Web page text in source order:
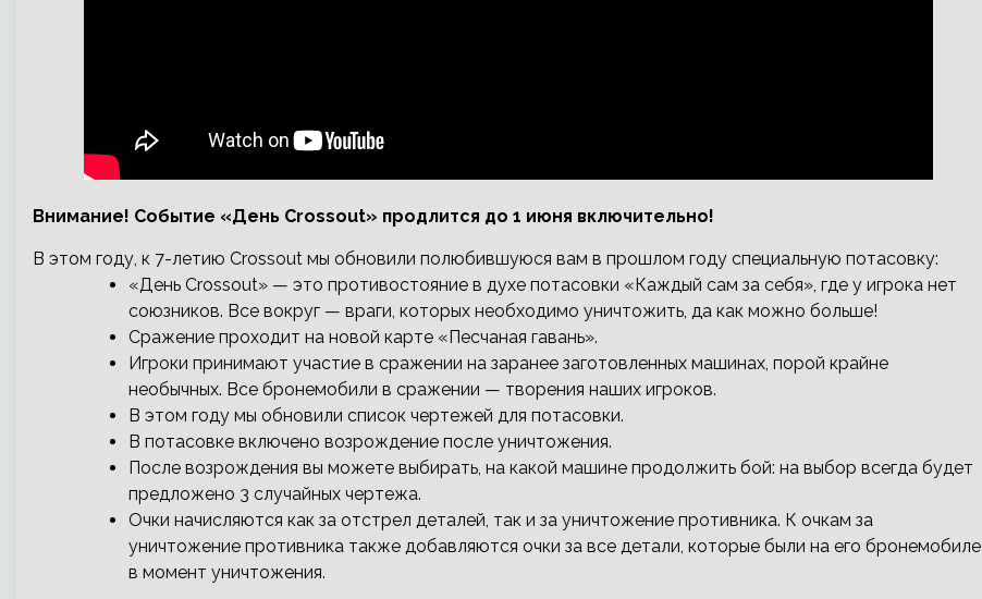
Внимание! Событие «День Crossout» продлится до 1 июня включительно!
В этом году, к 7-летию Crossout мы обновили полюбившуюся вам в прошлом году специальную потасовку:
«День Crossout» — это противостояние в духе потасовки «Каждый сам за себя», где у игрока нет
союзников. Все вокруг — враги, которых необходимо уничтожить, да как можно больше!
Сражение проходит на новой карте «Песчаная гавань».
Игроки принимают участие в сражении на заранее заготовленных машинах, порой крайне
необычных. Все бронемобили в сражении — творения наших игроков.
В этом году мы обновили список чертежей для потасовки.
В потасовке включено возрождение после уничтожения.
После возрождения вы можете выбирать, на какой машине продолжить бой: на выбор всегда будет
предложено 3 случайных чертежа.
Очки начисляются как за отстрел деталей, так и за уничтожение противника. К очкам за
уничтожение противника также добавляются очки за все детали, которые были на его бронемобиле
в момент уничтожения.